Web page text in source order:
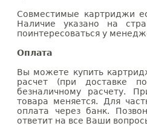
Совместимые картриджи
Наличие указано на
поинтересоваться у
Оплата
Вы можете купить
расчет (при доставке
безналичному расчету.
товара меняется. Для
оплата через банк.
ответит на все Ваши